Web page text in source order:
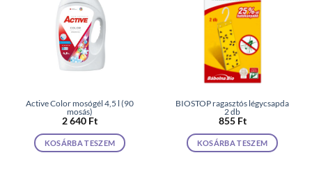
Active Color mosógél 4,5 l (90
mosás)
2 640 Ft
KOSÁRBA TESZEM
BIOSTOP ragasztós légycsapda
2 db
855 Ft
KOSÁRBA TESZEM